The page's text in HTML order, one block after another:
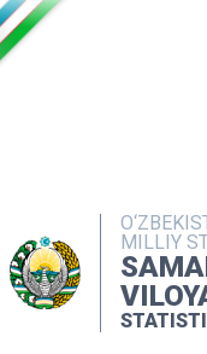
MILLIY